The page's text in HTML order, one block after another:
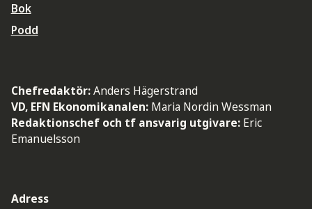
Bok
Podd
Chefredaktör:Anders Hägerstrand
VD, EFN Ekonomikanalen: Maria Nordin Wessman
Redaktionschef och tf ansvarig utgivare: Eric
Emanuelsson
Adress